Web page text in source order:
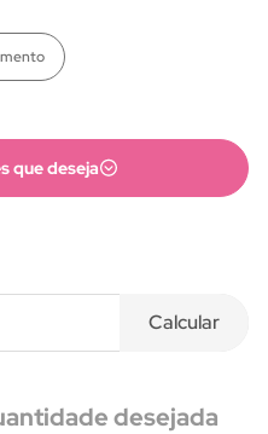
que deseja
Calcular
desejada